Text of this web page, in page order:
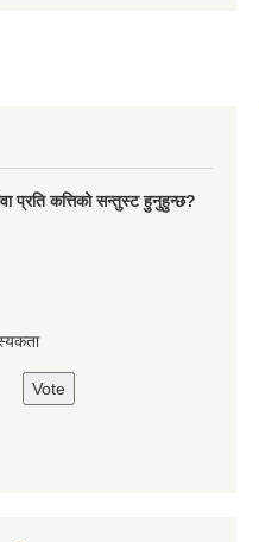
प्रति कत्तिको सन्तुस्ट हुनुहुन्छ?